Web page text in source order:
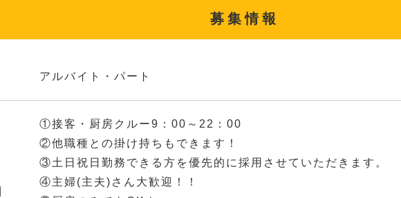
募集情報
アルバイト・パート
①接客・厨房クルー9：00～22：00
②他職種との掛け持ちもできます！
③土日祝日勤務できる方を優先的に採用させていただきます。
④主婦(主夫)さん大歓迎！！